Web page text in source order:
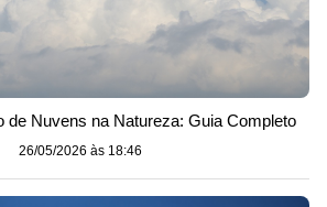
de Nuvens na Natureza: Guia Completo
26/05/2026 às 18:46